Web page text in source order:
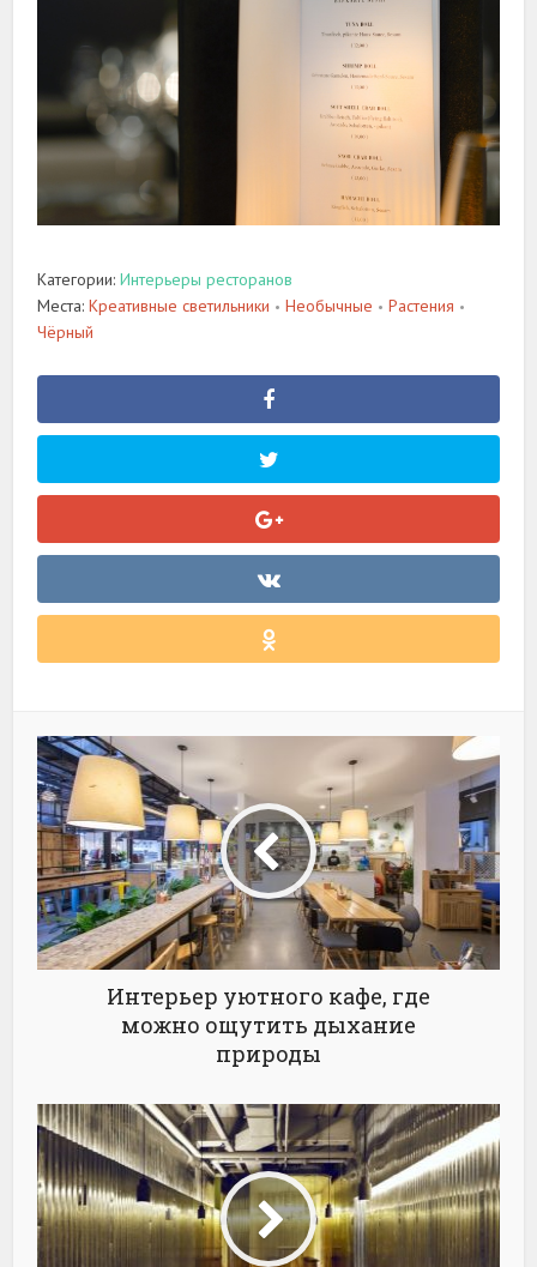
Категории:Интерьеры ресторанов
Места:Креативные светильники • Необычные • Растения •
Чёрный
Интерьер уютного кафе, где
можно ощутить дыхание
природы